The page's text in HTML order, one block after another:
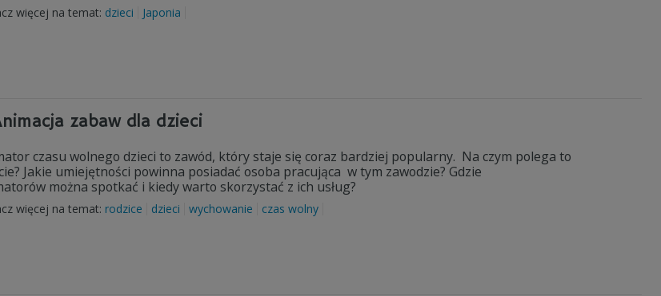
więcej na temat: dzieci Japonia
zabaw dla dzieci
czasu wolnego dzieci to zawód, który staje się coraz bardziej popularny. Na czym polega to
Jakie umiejętności powinna posiadać osoba pracująca w tym zawodzie? Gdzie
można spotkać i kiedy warto skorzystać z ich usług?
więcej na temat: rodzice dzieci wychowanie czas wolny